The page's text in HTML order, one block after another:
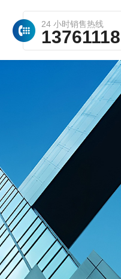
24 小时销售热线